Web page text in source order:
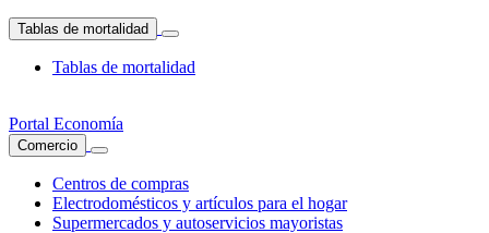
Tablas de mortalidad
Tablas de mortalidad
Portal Economía
Comercio
Centros de compras
Electrodomésticos y artículos para el hogar
Supermercados y autoservicios mayoristas